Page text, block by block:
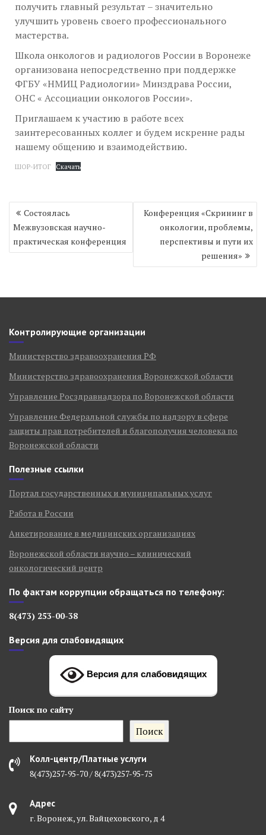
получить главный результат – значительно
улучшить уровень своего профессионального
мастерства.
Школа онкологов и радиологов России в Воронеже
организована непосредственно при поддержке
ФГБУ «НМИЦ Радиологии» Минздрава России,
ОНС « Ассоциации онкологов России».
Приглашаем к участию в работе всех
заинтересованных коллег и будем искренне рады
нашему общению и взаимодействию.
ШОР-ИТОГ Скачать
Навигация
по
записям
Состоялась
Межвузовская научно-
практическая конференция
Конференция «Скрининг в
онкологии, проблемы,
перспективы и пути их
решения»
Контролирующие организации
Министерство здравоохранения РФ
Министерство здравоохранения Воронежской области
Управление Росздравнадзора по Воронежской области
Управление Федеральной службы по надзору в сфере
защиты прав потребителей и благополучия человека по
Воронежской области
Полезные ссылки
Портал государственных и муниципальных услуг
Работа в России
Анкетирование в медицинских организациях
Воронежской области научно – клинический
онкологический центр
По фактам коррупции обращаться по телефону:
8(473) 253-00-38
Версия для слабовидящих
Версия для слабовидящих
Поиск по сайту
Поиск
Колл-центр/Платные услуги
8(473)257-95-70 / 8(473)257-95-75
Адрес
г. Воронеж, ул. Вайцеховского, д 4